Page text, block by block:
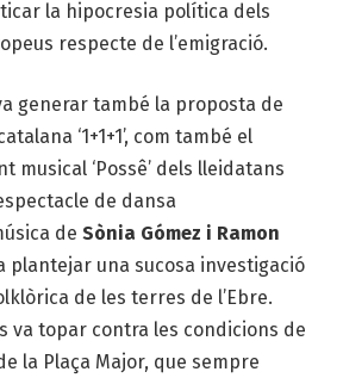
la hipocresia política dels
respecte de l’emigració.
generar també la proposta de
‘1+1+1’, com també el
musical ‘Possê’ dels lleidatans
de dansa
de Sònia Gómez i Ramon
plantejar una sucosa investigació
de les terres de l’Ebre.
va topar contra les condicions de
la Plaça Major, que sempre